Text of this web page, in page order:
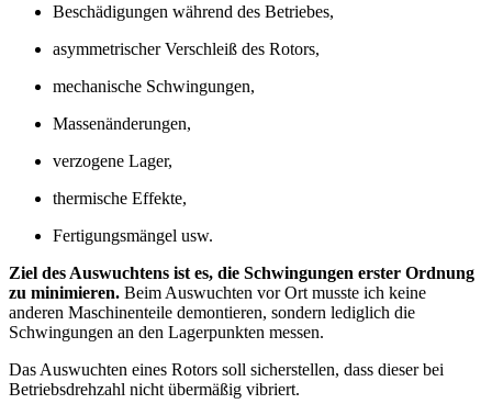
Beschädigungen während des Betriebes,
asymmetrischer Verschleiß des Rotors,
mechanische Schwingungen,
Massenänderungen,
verzogene Lager,
thermische Effekte,
Fertigungsmängel usw.
Ziel des Auswuchtens ist es, die Schwingungen erster Ordnung
zu minimieren. Beim Auswuchten vor Ort musste ich keine
anderen Maschinenteile demontieren, sondern lediglich die
Schwingungen an den Lagerpunkten messen.
Das Auswuchten eines Rotors soll sicherstellen, dass dieser bei
Betriebsdrehzahl nicht übermäßig vibriert.